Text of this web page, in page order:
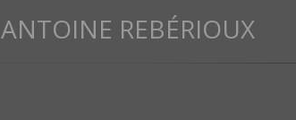
ANTOINE REBÉRIOUX